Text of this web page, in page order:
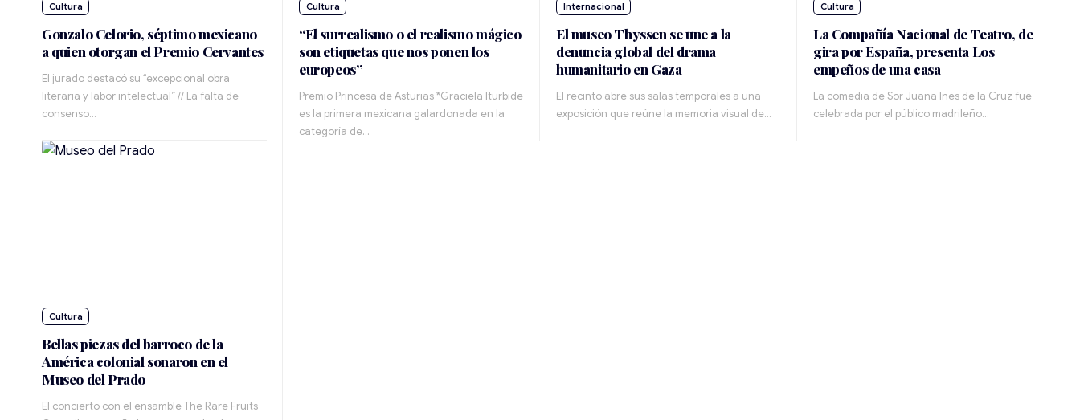
Cultura
Gonzalo Celorio, séptimo mexicano
a quien otorgan el Premio Cervantes
El jurado destacó su “excepcional obra
literaria y labor intelectual” // La falta de
consenso…
Cultura
“El surrealismo o el realismo mágico
son etiquetas que nos ponen los
europeos”
Premio Princesa de Asturias *Graciela Iturbide
es la primera mexicana galardonada en la
categoría de…
Internacional
El museo Thyssen se une a la
denuncia global del drama
humanitario en Gaza
El recinto abre sus salas temporales a una
exposición que reúne la memoria visual de…
Cultura
La Compañía Nacional de Teatro, de
gira por España, presenta Los
empeños de una casa
La comedia de Sor Juana Inés de la Cruz fue
celebrada por el público madrileño…
Cultura
Bellas piezas del barroco de la
América colonial sonaron en el
Museo del Prado
El concierto con el ensamble The Rare Fruits